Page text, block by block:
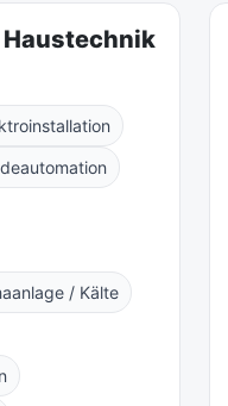
Haustechnik
/ Kälte